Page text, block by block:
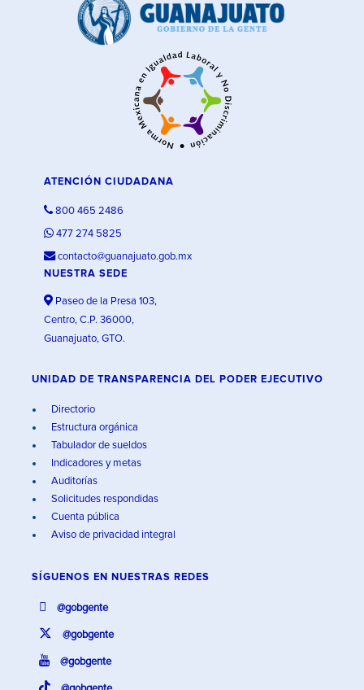
ATENCIÓN CIUDADANA
800 465 2486
477 274 5825
contacto@guanajuato.gob.mx
NUESTRA SEDE
Paseo de la Presa 103,
Centro, C.P. 36000,
Guanajuato, GTO.
UNIDAD DE TRANSPARENCIA DEL PODER EJECUTIVO
Directorio
Estructura orgánica
Tabulador de sueldos
Indicadores y metas
Auditorías
Solicitudes respondidas
Cuenta pública
Aviso de privacidad integral
SÍGUENOS EN NUESTRAS REDES
@gobgente
@gobgente
@gobgente